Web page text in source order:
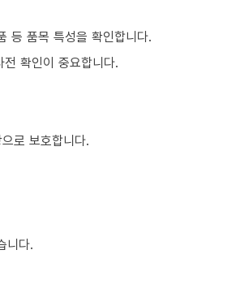
등 품목 특성을 확인합니다.
확인이 중요합니다.
로 보호합니다.
니다.